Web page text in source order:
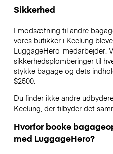
Sikkerhed
I modsætning til andre
vores butikker i Keelung
LuggageHero-medarbejder.
sikkerhedsplomberinger til
stykke bagage og dets
$2500.
Du finder ikke andre
Keelung, der tilbyder det
Hvorfor booke
med LuggageHero?